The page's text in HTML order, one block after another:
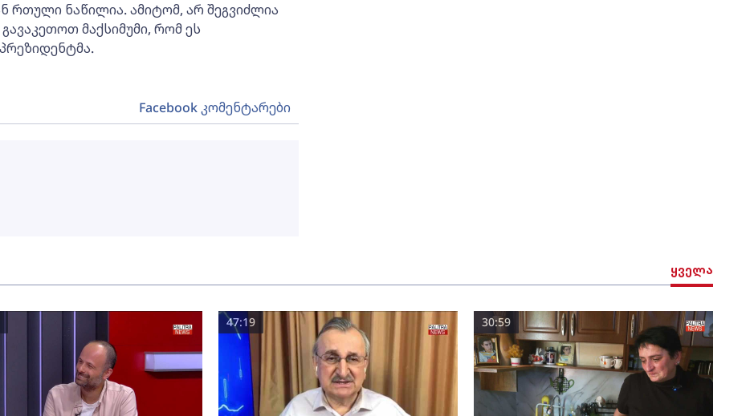
რთული ნაწილია. ამიტომ, არ შეგვიძლია
მაქსიმუმი, რომ ეს
ყველა
47:19 30:59
Facebook კომენტარები